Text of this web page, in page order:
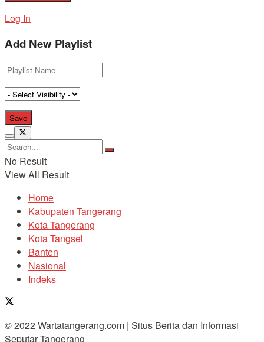
Log In
Add New Playlist
No Result
View All Result
Home
Kabupaten Tangerang
Kota Tangerang
Kota Tangsel
Banten
Nasional
Indeks
© 2022 Wartatangerang.com | Situs Berita dan Informasi
Seputar Tangerang